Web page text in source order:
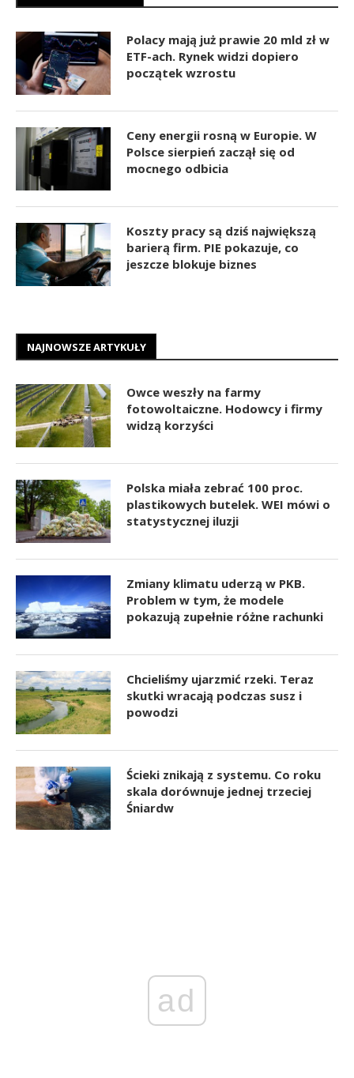
Polacy mają już prawie 20 mld zł w
ETF-ach. Rynek widzi dopiero
początek wzrostu
Ceny energii rosną w Europie. W
Polsce sierpień zaczął się od
mocnego odbicia
Koszty pracy są dziś największą
barierą firm. PIE pokazuje, co
jeszcze blokuje biznes
NAJNOWSZE ARTYKUŁY
Owce weszły na farmy
fotowoltaiczne. Hodowcy i firmy
widzą korzyści
Polska miała zebrać 100 proc.
plastikowych butelek. WEI mówi o
statystycznej iluzji
Zmiany klimatu uderzą w PKB.
Problem w tym, że modele
pokazują zupełnie różne rachunki
Chcieliśmy ujarzmić rzeki. Teraz
skutki wracają podczas susz i
powodzi
Ścieki znikają z systemu. Co roku
skala dorównuje jednej trzeciej
Śniardw
ad